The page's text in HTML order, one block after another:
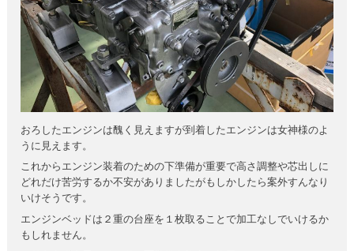
おろしたエンジンは醜く見えますが到着したエンジンは女神様のよ
うに見えます。
これからエンジン装着のための下準備が重要で高さ調整や芯出しに
どれだけ苦労するか不安がありましたがもしかしたら案外すんなり
いけそうです。
エンジンベッドは２重の台座を１枚取ることで加工なしでいけるか
もしれません。